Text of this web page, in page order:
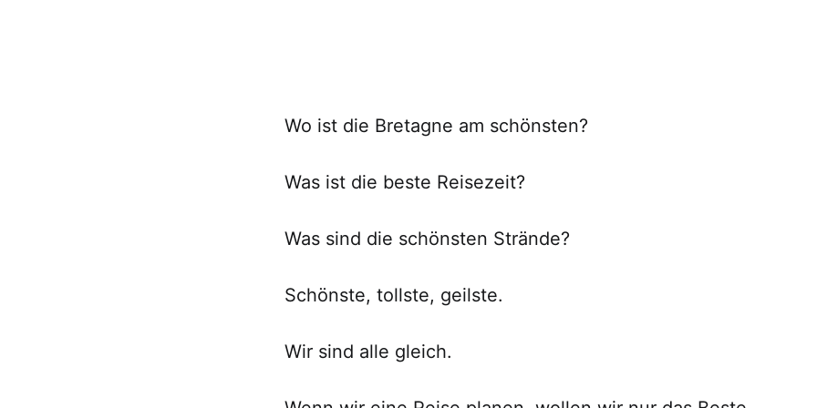
Wo ist die Bretagne am schönsten?
Was ist die beste Reisezeit?
Was sind die schönsten Strände?
Schönste, tollste, geilste.
Wir sind alle gleich.